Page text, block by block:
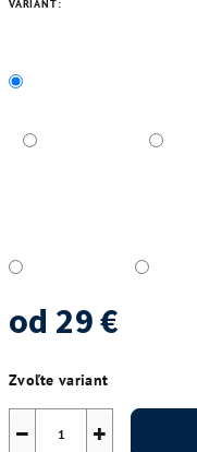
VARIANT:
od 29 €
cena:
Zvoľte variant
+
−